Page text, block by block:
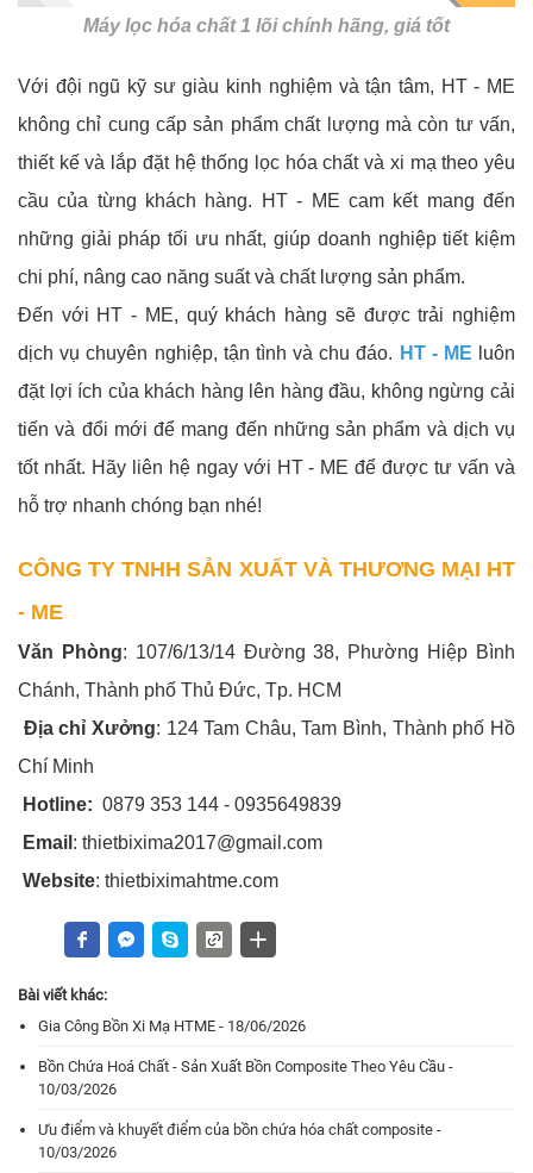
Máy lọc hóa chất 1 lõi chính hãng, giá tốt
Với đội ngũ kỹ sư giàu kinh nghiệm và tận tâm, HT - ME
không chỉ cung cấp sản phẩm chất lượng mà còn tư vấn,
thiết kế và lắp đặt hệ thống lọc hóa chất và xi mạ theo yêu
cầu của từng khách hàng. HT - ME cam kết mang đến
những giải pháp tối ưu nhất, giúp doanh nghiệp tiết kiệm
chi phí, nâng cao năng suất và chất lượng sản phẩm.
Đến với HT - ME, quý khách hàng sẽ được trải nghiệm
dịch vụ chuyên nghiệp, tận tình và chu đáo. HT - ME luôn
đặt lợi ích của khách hàng lên hàng đầu, không ngừng cải
tiến và đổi mới để mang đến những sản phẩm và dịch vụ
tốt nhất. Hãy liên hệ ngay với HT - ME để được tư vấn và
hỗ trợ nhanh chóng bạn nhé!
CÔNG TY TNHH SẢN XUẤT VÀ THƯƠNG MẠI HT
- ME
Văn Phòng: 107/6/13/14 Đường 38, Phường Hiệp Bình
Chánh, Thành phố Thủ Đức, Tp. HCM
Địa chỉ Xưởng: 124 Tam Châu, Tam Bình, Thành phố Hồ
Chí Minh
Hotline: 0879 353 144 - 0935649839
Email : thietbixima2017@gmail.com
Website: thietbiximahtme.com
Bài viết khác:
Gia Công Bồn Xi Mạ HTME - 18/06/2026
Bồn Chứa Hoá Chất - Sản Xuất Bồn Composite Theo Yêu Cầu -
10/03/2026
Ưu điểm và khuyết điểm của bồn chứa hóa chất composite -
10/03/2026